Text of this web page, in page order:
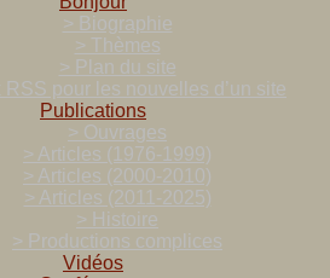
> Biographie
> Thèmes
> Plan du site
RSS pour les nouvelles d’un site
Publications
> Ouvrages
> Articles (1976-1999)
> Articles (2000-2010)
> Articles (2011-2025)
> Histoire
> Productions complices
Vidéos